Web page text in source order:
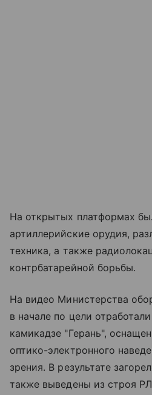
На открытых платформах
артиллерийские орудия,
техника, а также
контрбатарейной борьбы.
На видео Министерства
в начале по цели
камикадзе "Герань",
оптико-электронного
зрения. В результате
также выведены из строя